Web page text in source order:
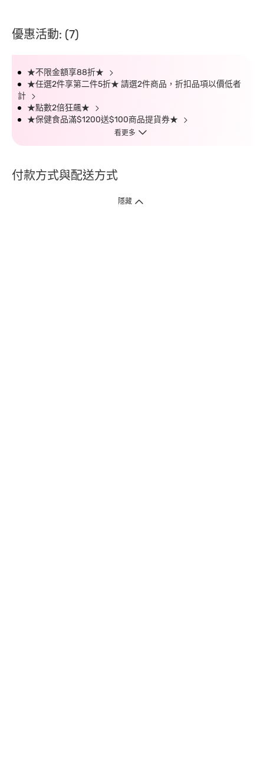
優惠活動: (7)
★不限金額享88折★
★任選2件享第二件5折★ 請選2件商品，折扣品項以價低者
計
★點數2倍狂飆★
★保健食品滿$1200送$100商品提貨券★
看更多
付款方式與配送方式
隱藏